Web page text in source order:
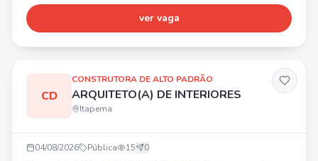
oportunidade de crescimento, reconhecimento e
valorização. Interessados, entrem em contato com Gabriel
ver vaga
CD
CONSTRUTORA DE ALTO PADRÃO
ARQUITETO(A) DE INTERIORES
Itapema
04/08/2026 Pública 15 0